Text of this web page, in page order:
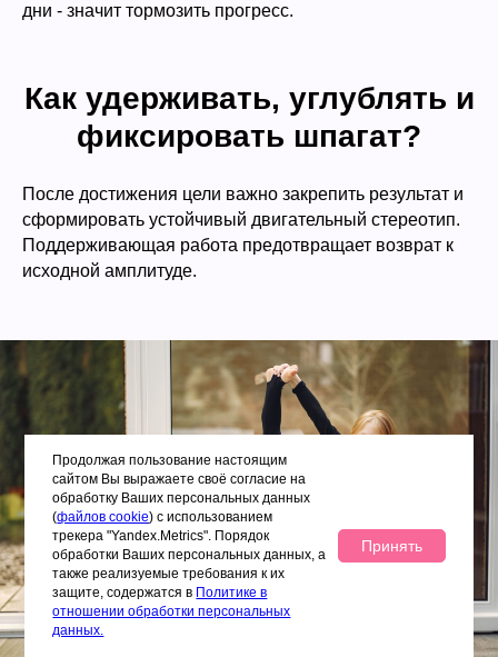
дни - значит тормозить прогресс.
Как удерживать, углублять и
фиксировать шпагат?
После достижения цели важно закрепить результат и
сформировать устойчивый двигательный стереотип.
Поддерживающая работа предотвращает возврат к
исходной амплитуде.
Продолжая пользование настоящим
сайтом Вы выражаете своё согласие на
обработку Ваших персональных данных
(файлов cookie) с использованием
трекера "Yandex.Metrics". Порядок
обработки Ваших персональных данных, а
также реализуемые требования к их
защите, содержатся в Политике в
отношении обработки персональных
данных.
Принять